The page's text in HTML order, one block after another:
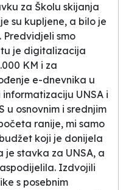
za Školu skijanja
su kupljene, a bilo je
Predvidjeli smo
je digitalizacija
KM i za
e-dnevnika u
UNSA i
u osnovnim i srednjim
ranije, mi samo
koji je donijela
stavka za UNSA, a
Izdvojili
s posebnim